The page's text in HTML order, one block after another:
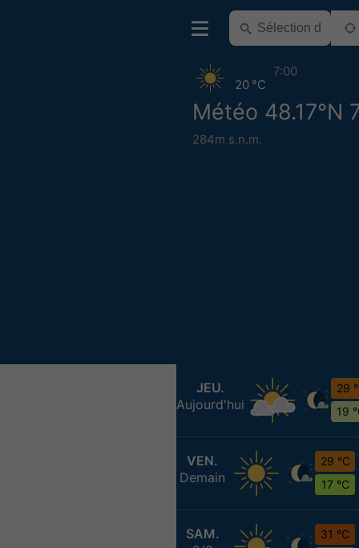
Météo 48.17°N
284m s.n.m.
20 °C
7:00
JEU.
Aujourd'hui
29
19
VEN.
Demain
29 °C
17 °C
SAM.
31 °C